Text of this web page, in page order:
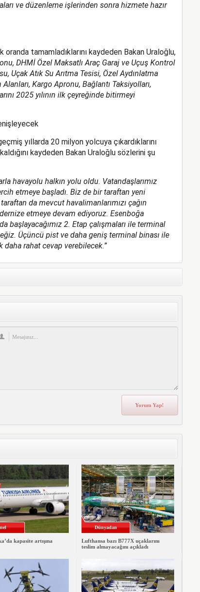
ve düzenleme işlerinden sonra hizmete hazır
oranda tamamladıklarını kaydeden Bakan Uraloğlu,
DHMİ Özel Maksatlı Araç Garaj ve Uçuş Kontrol
Uçak Atık Su Arıtma Tesisi, Özel Aydınlatma
Kargo Apronu, Bağlantı Taksiyolları,
2025 yılının ilk çeyreğinde bitirmeyi
yıllarda 20 milyon yolcuya çıkardıklarını
kaydeden Bakan Uraloğlu sözlerini şu
havayolu halkın yolu oldu. Vatandaşlarımız
etmeye başladı. Biz de bir taraftan yeni
da mevcut havalimanlarımızı çağın
etmeye devam ediyoruz. Esenboğa
başlayacağımız 2. Etap çalışmaları ile terminal
Üçüncü pist ve daha geniş terminal binası ile
daha rahat cevap verebilecek.”
kapasite artışına
Dünyadan
Lufthansa bazı B777X uçaklarını
teslim almayacağını açıkladı